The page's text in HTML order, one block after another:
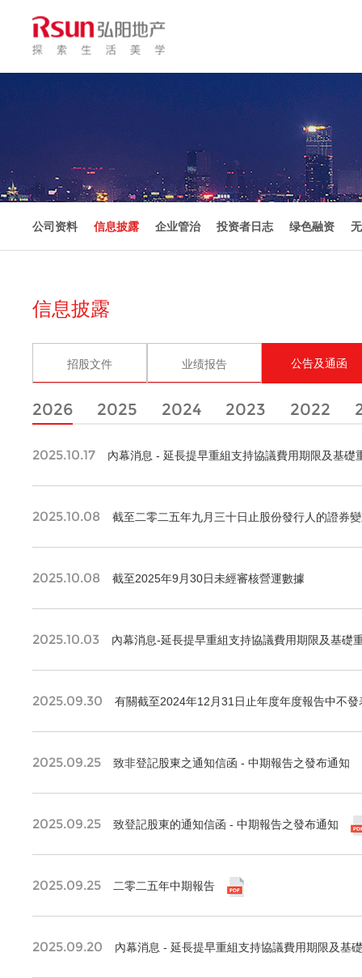
公司资料 信息披露 企业管治 投资者日志 绿色融资
信息披露
招股文件 业绩报告 公告及通函
2026 2025 2024 2023 2022
2025.10.17 內幕消息 - 延長提早重組支持協議費用期限及基礎
2025.10.08 截至二零二五年九月三十日止股份發行人的證券
2025.10.08 截至2025年9月30日未經審核營運數據
2025.10.03 內幕消息-延長提早重組支持協議費用期限及基礎
2025.09.30 有關截至2024年12月31日止年度年度報告中不
2025.09.25 致非登記股東之通知信函 - 中期報告之發布通知
2025.09.25 致登記股東的通知信函 - 中期報告之發布通知
2025.09.25 二零二五年中期報告
2025.09.20 內幕消息 - 延長提早重組支持協議費用期限及基